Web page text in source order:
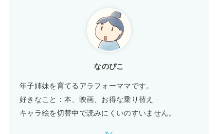
なのぴこ
年子姉妹を育てるアラフォーママです。
好きなこと：本、映画、お得な乗り替え
キャラ絵を切替中で読みにくいのすいません。